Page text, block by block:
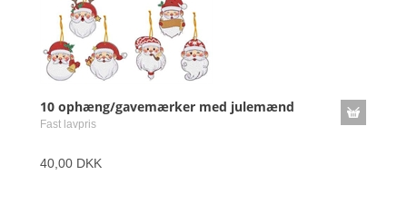
10 ophæng/gavemærker med julemænd
Fast lavpris
40,00 DKK